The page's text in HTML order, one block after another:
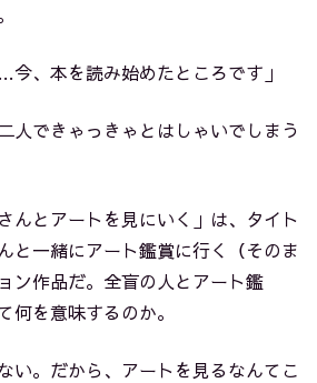
、本を読み始めたところです」
人できゃっきゃとはしゃいでしまう
んとアートを見にいく」は、タイト
と一緒にアート鑑賞に行く（そのま
ン作品だ。全盲の人とアート鑑
を意味するのか。
い。だから、アートを見るなんてこ